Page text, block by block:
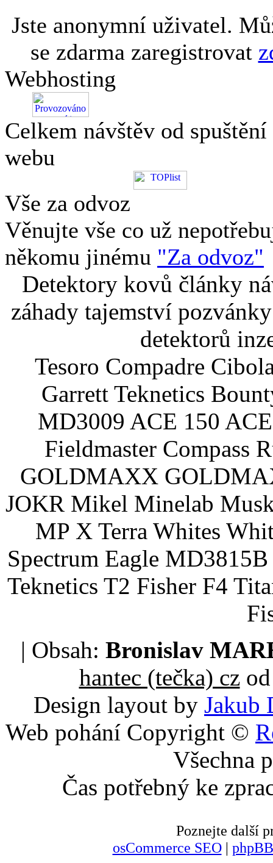
Jste anonymní uživatel.
se zdarma zaregistrovat
Webhosting
Celkem návštěv od spuštění
webu
Vše za odvoz
Věnujte vše co už
někomu jinému "Za odvoz"
Detektory kovů články
záhady tajemství
detektorů
Tesoro Compadre
Garrett Teknetics
MD3009 ACE 150
Fieldmaster Compass
GOLDMAXX
JOKR Mikel Minelab
MP X Terra Whites
Spectrum Eagle
Teknetics T2 Fisher F4
| Obsah: Bronislav
hantec (tečka) czod
Design layout by Jakub
Web pohání Copyright ©
Všechna
Čas potřebný ke
Poznejte další
osCommerce SEO|